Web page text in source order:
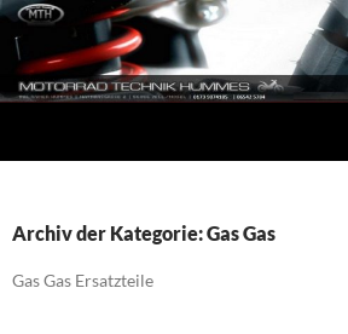
Zum
Inhalt
springen
Archiv der Kategorie: Gas Gas
Gas Gas Ersatzteile